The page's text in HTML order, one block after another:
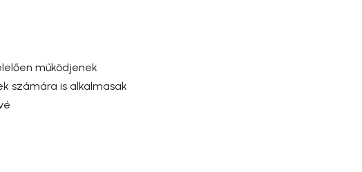
működjenek
számára is alkalmasak